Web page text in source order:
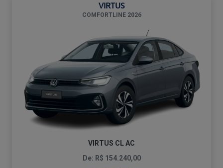
VIRTUS
COMFORTLINE 2026
VIRTUS CL AC
De: R$ 154.240,00